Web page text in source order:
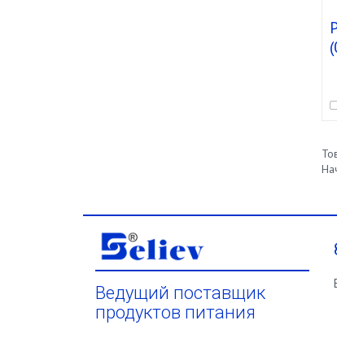
Ведущий поставщик
продуктов питания